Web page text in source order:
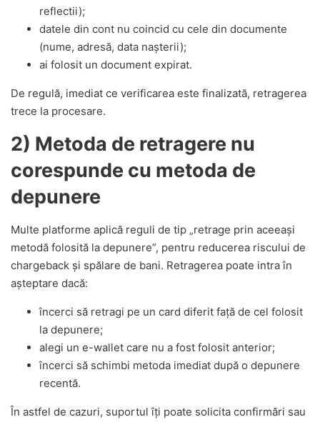
reflectii);
datele din cont nu coincid cu cele din documente
(nume, adresă, data nașterii);
ai folosit un document expirat.
De regulă, imediat ce verificarea este finalizată, retragerea
trece la procesare.
2) Metoda de retragere nu
corespunde cu metoda de
depunere
Multe platforme aplică reguli de tip „retrage prin aceeași
metodă folosită la depunere”, pentru reducerea riscului de
chargeback și spălare de bani. Retragerea poate intra în
așteptare dacă:
încerci să retragi pe un card diferit față de cel folosit
la depunere;
alegi un e-wallet care nu a fost folosit anterior;
încerci să schimbi metoda imediat după o depunere
recentă.
În astfel de cazuri, suportul îți poate solicita confirmări sau